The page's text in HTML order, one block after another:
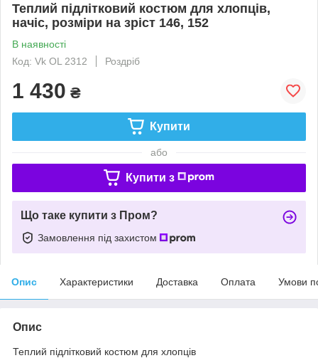
Теплий підлітковий костюм для хлопців,
начіс, розміри на зріст 146, 152
В наявності
Код: Vk OL 2312
Роздріб
1 430 ₴
Купити
або
Купити з
Що таке купити з Пром?
Замовлення під захистом
Опис Характеристики Доставка Оплата Умови
Опис
Теплий підлітковий костюм для хлопців